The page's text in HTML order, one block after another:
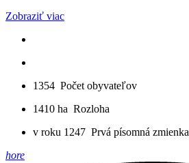
Zobraziť viac
1354 Počet obyvateľov
1410 ha Rozloha
v roku 1247 Prvá písomná zmienka
hore